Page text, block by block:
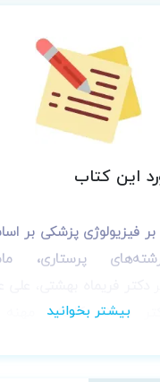
این کتاب
فیزیولوژی پزشکی بر
پرستاری،
سمانه کاخکی مهنه